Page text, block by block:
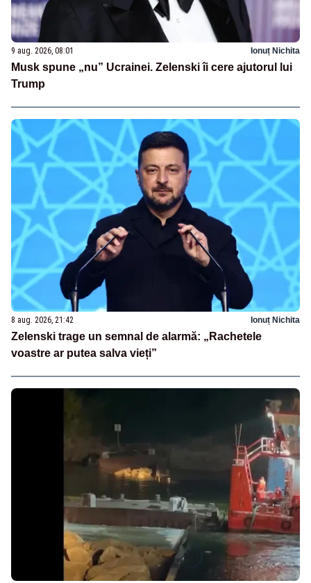
9 aug. 2026, 08:01 Ionuț Nichita
Musk spune „nu” Ucrainei. Zelenski îi cere ajutorul lui
Trump
8 aug. 2026, 21:42 Ionuț Nichita
Zelenski trage un semnal de alarmă: „Rachetele
voastre ar putea salva vieți”